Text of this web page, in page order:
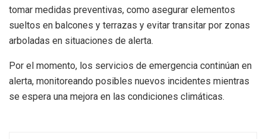
tomar medidas preventivas, como asegurar elementos
sueltos en balcones y terrazas y evitar transitar por zonas
arboladas en situaciones de alerta.
Por el momento, los servicios de emergencia continúan en
alerta, monitoreando posibles nuevos incidentes mientras
se espera una mejora en las condiciones climáticas.